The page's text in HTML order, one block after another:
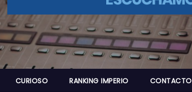
CURIOSO RANKING IMPERIO CONTACTO